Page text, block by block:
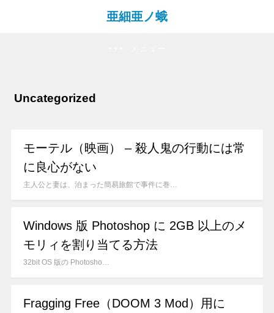
亜細亜ノ蛾
Uncategorized
モーテル（映画） – 殺人鬼の行動には常
に良心がない
主人公と妻は、泊まった簡易旅館で事件に巻…
Windows 版 Photoshop に 2GB 以上のメ
モリィを割り当てる方法
32bit OS 版の Photosho…
Fragging Free（DOOM 3 Mod）用に